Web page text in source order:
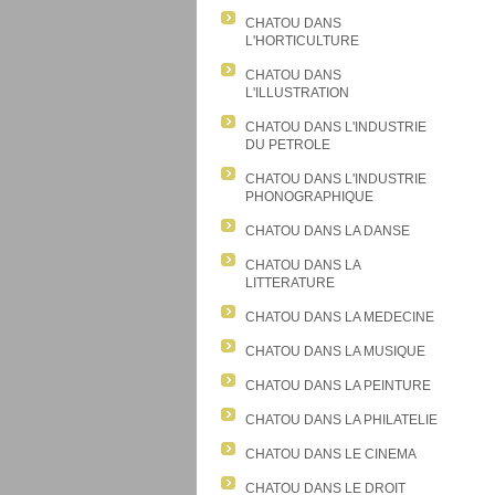
CHATOU DANS
L'HORTICULTURE
CHATOU DANS
L'ILLUSTRATION
CHATOU DANS L'INDUSTRIE
DU PETROLE
CHATOU DANS L'INDUSTRIE
PHONOGRAPHIQUE
CHATOU DANS LA DANSE
CHATOU DANS LA
LITTERATURE
CHATOU DANS LA MEDECINE
CHATOU DANS LA MUSIQUE
CHATOU DANS LA PEINTURE
CHATOU DANS LA PHILATELIE
CHATOU DANS LE CINEMA
CHATOU DANS LE DROIT